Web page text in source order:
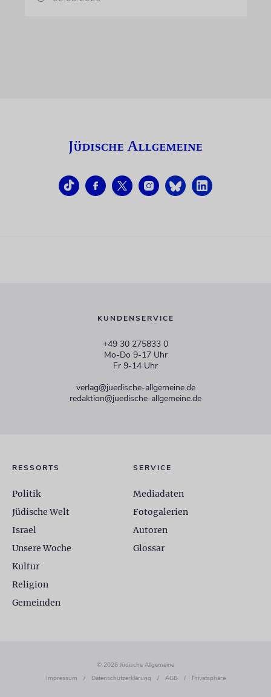
KUNDENSERVICE
+49 30 275833 0
Mo-Do 9-17 Uhr
Fr 9-14 Uhr
verlag@juedische-allgemeine.de
redaktion@juedische-allgemeine.de
RESSORTS
Politik
Jüdische Welt
Israel
Unsere Woche
Kultur
Religion
Gemeinden
SERVICE
Mediadaten
Fotogalerien
Autoren
Glossar
© 2026 Jüdische Allgemeine
Impressum
/ Datenschutzerklärung / AGB / Privatsphäre